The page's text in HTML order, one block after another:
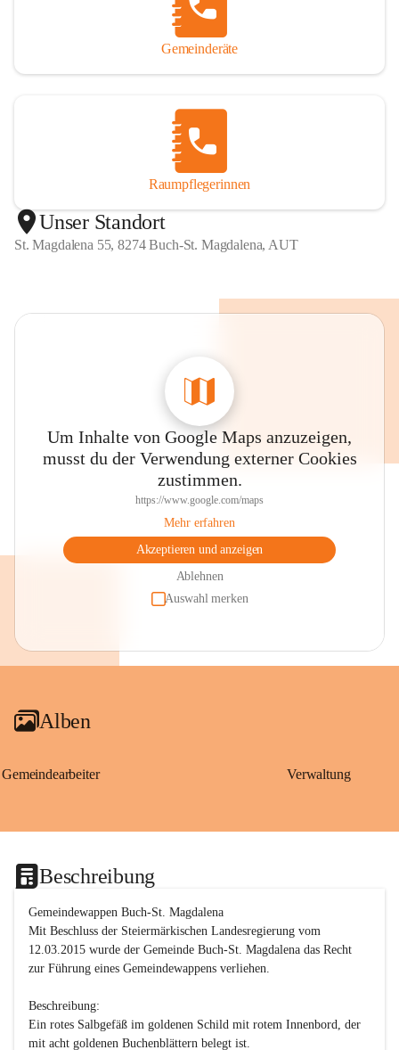
Gemeinderäte
Raumpflegerinnen
Unser Standort
St. Magdalena 55, 8274 Buch-St. Magdalena, AUT
Um Inhalte von Google Maps anzuzeigen,
musst du der Verwendung externer Cookies
zustimmen.
https://www.google.com/maps
Mehr erfahren
Akzeptieren und anzeigen
Ablehnen
Auswahl merken
Alben
Gemeindearbeiter Verwaltung
Beschreibung
Gemeindewappen Buch-St. Magdalena
Mit Beschluss der Steiermärkischen Landesregierung vom
12.03.2015 wurde der Gemeinde Buch-St. Magdalena das Recht
zur Führung eines Gemeindewappens verliehen.
Beschreibung:
Ein rotes Salbgefäß im goldenen Schild mit rotem Innenbord, der
mit acht goldenen Buchenblättern belegt ist.